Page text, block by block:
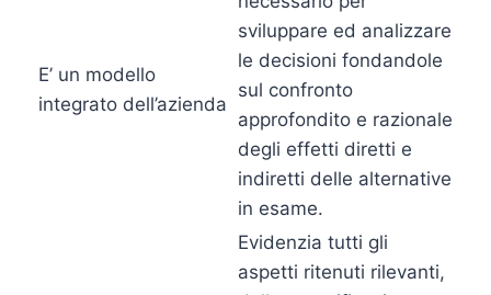
E’ un modello
integrato dell’azienda
sviluppare ed analizzare
le decisioni fondandole
sul confronto
approfondito e razionale
degli effetti diretti e
indiretti delle alternative
in esame.
Evidenzia tutti gli
aspetti ritenuti rilevanti,